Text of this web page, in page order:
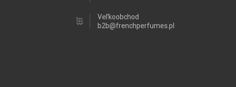
Veľkoobchod
b2b@frenchperfumes.pl